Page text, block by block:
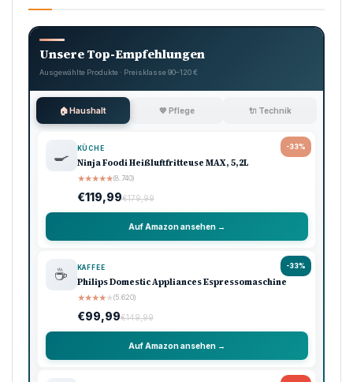
Unsere Top-Empfehlungen
Ausgewählte Produkte · Preisklasse 90–120 €
🏠 Haushalt 💖 Pflege 🔌 Technik
-33%
🍳 KÜCHE
Ninja Foodi Heißluftfritteuse MAX, 5,2L
★★★★★(8.740)
€119,99€179,99
Auf Amazon ansehen →
-33%
☕ KAFFEE
Philips Domestic Appliances Espressomaschine
★★★★★(5.620)
€99,99€149,99
Auf Amazon ansehen →